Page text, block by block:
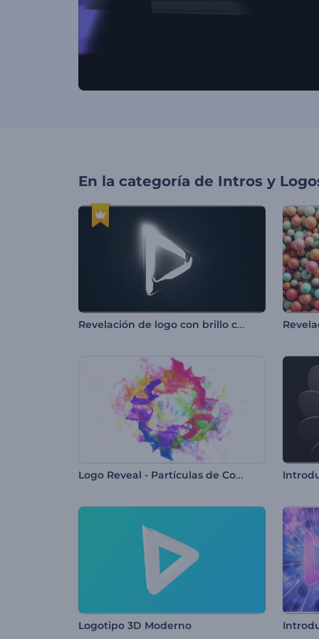
En la categoría de Intros y
Revelación de logo con brillo cinematográfico
Logo Reveal - Partículas de Colores
Logotipo 3D Moderno